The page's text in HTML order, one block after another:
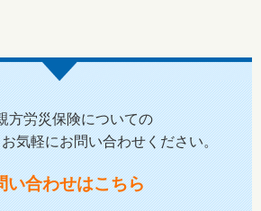
方労災保険についての
気軽にお問い合わせください。
い合わせはこちら